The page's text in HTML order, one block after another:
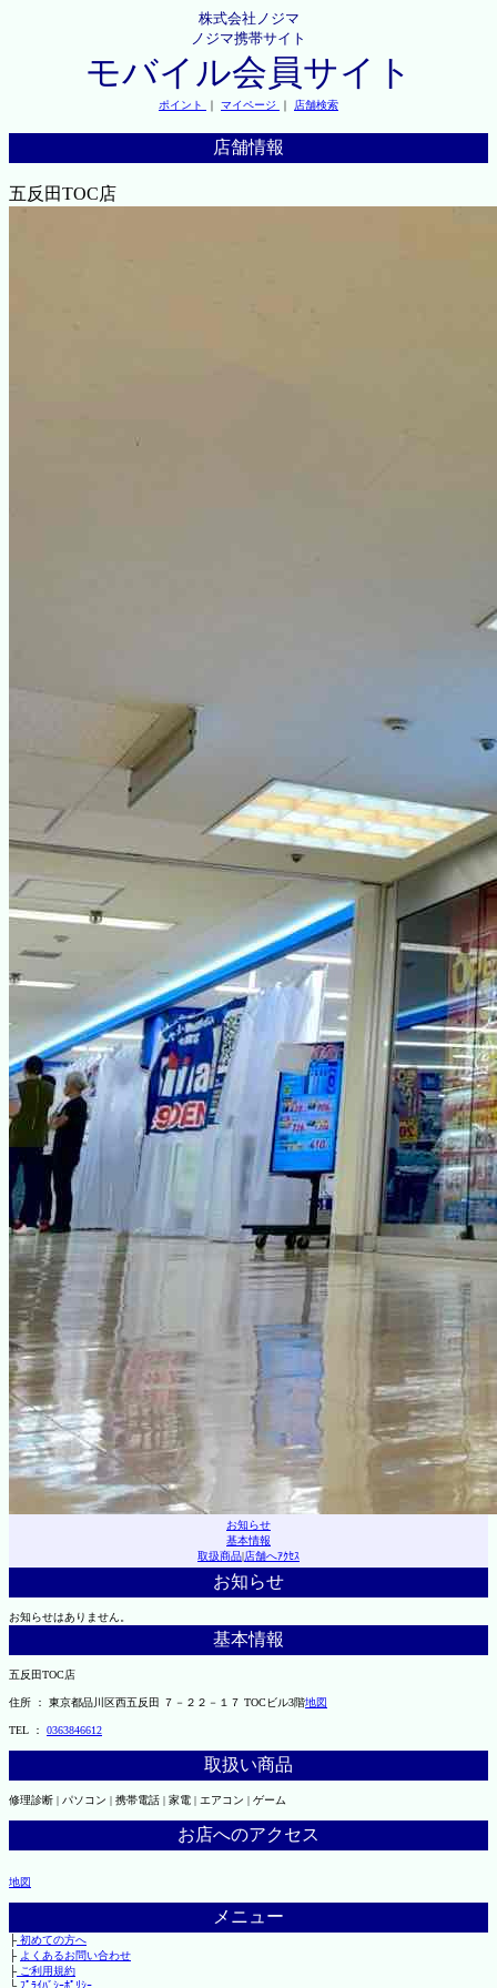
株式会社ノジマ
ノジマ携帯サイト
モバイル会員サイト
ポイント ｜ マイページ ｜ 店舗検索
店舗情報
五反田TOC店
お知らせ
基本情報
取扱商品|店舗へｱｸｾｽ
お知らせ
お知らせはありません。
基本情報
五反田TOC店
住所 ： 東京都品川区西五反田 ７－２２－１７ TOCビル3階地図
TEL ： 0363846612
取扱い商品
修理診断 | パソコン | 携帯電話 | 家電 | エアコン | ゲーム
お店へのアクセス
地図
メニュー
├初めての方へ
├ よくあるお問い合わせ
├ご利用規約
└ﾌﾟﾗｲﾊﾞｼｰﾎﾟﾘｼｰ